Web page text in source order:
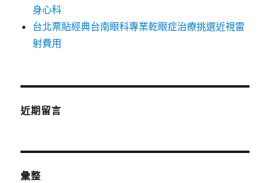
身心科
台北票貼經典台南眼科專業乾眼症治療挑選近視雷
射費用
近期留言
彙整